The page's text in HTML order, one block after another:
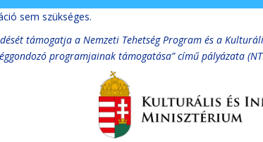
sem szükséges.
támogatja a Nemzeti Tehetség Program és a
programjainak támogatása” című pályázata